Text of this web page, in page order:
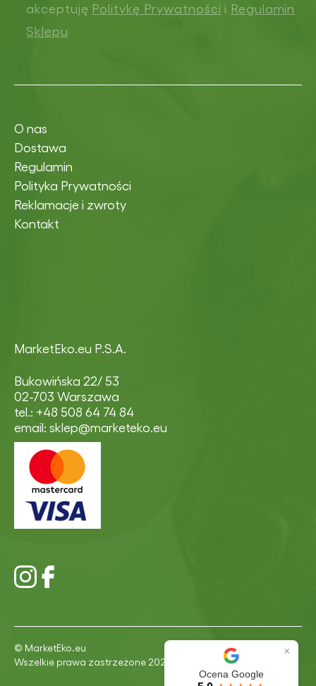
×
Ocena Google
akceptuję Politykę Prywatności i Regulamin
Sklepu
MarketEko.eu P.S.A.
Bukowińska 22/ 53
02-703 Warszawa
tel.: +48 508 64 74 84
email: sklep@marketeko.eu
O nas
Dostawa
Regulamin
Polityka Prywatności
Reklamacje i zwroty
Kontakt
© MarketEko.eu
Wszelkie prawa zastrzeżone 2026